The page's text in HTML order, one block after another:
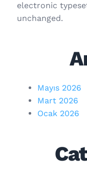
electronic
unchanged.
Mayıs 2026
Mart 2026
Ocak 2026